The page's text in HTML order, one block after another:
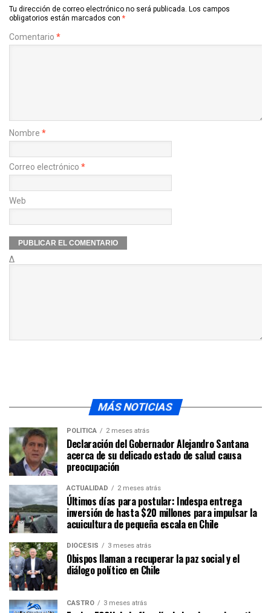
Tu dirección de correo electrónico no será publicada. Los campos
obligatorios están marcados con *
Comentario *
Nombre *
Correo electrónico *
Web
Δ
MÁS NOTICIAS
POLÍTICA 2 meses atrás
Declaración del Gobernador Alejandro Santana
acerca de su delicado estado de salud causa
preocupación
ACTUALIDAD 2 meses atrás
Últimos días para postular: Indespa entrega
inversión de hasta $20 millones para impulsar la
acuicultura de pequeña escala en Chile
DIÓCESIS 3 meses atrás
Obispos llaman a recuperar la paz social y el
diálogo político en Chile
CASTRO 3 meses atrás